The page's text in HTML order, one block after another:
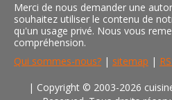
Merci de nous demander une
souhaitez utiliser le contenu de
qu'un usage privé. Nous vous
compréhension.
Qui sommes-nous? | sitemap |
| Copyright © 2003-2026